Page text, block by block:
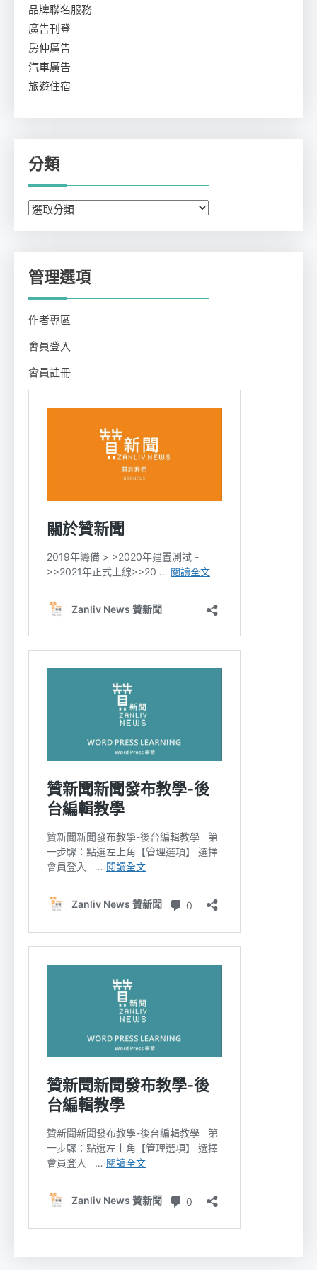
品牌聯名服務
廣告刊登
房仲廣告
汽車廣告
旅遊住宿
分類
分
管理選項
作者專區
會員登入
會員註冊